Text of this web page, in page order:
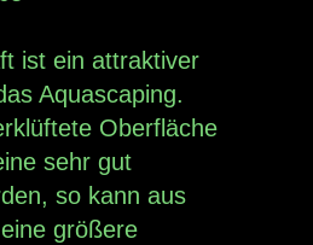
ist ein attraktiver
Aquascaping.
Oberfläche
sehr gut
so kann aus
größere